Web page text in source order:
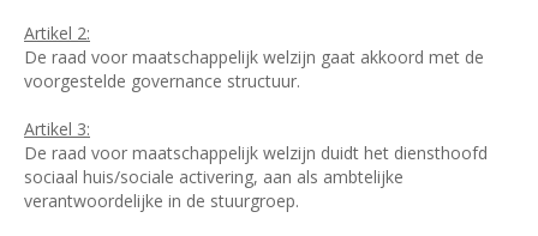
Artikel 2:
De raad voor maatschappelijk welzijn gaat akkoord met de
voorgestelde governance structuur.
Artikel 3:
De raad voor maatschappelijk welzijn duidt het diensthoofd
sociaal huis/sociale activering, aan als ambtelijke
verantwoordelijke in de stuurgroep.